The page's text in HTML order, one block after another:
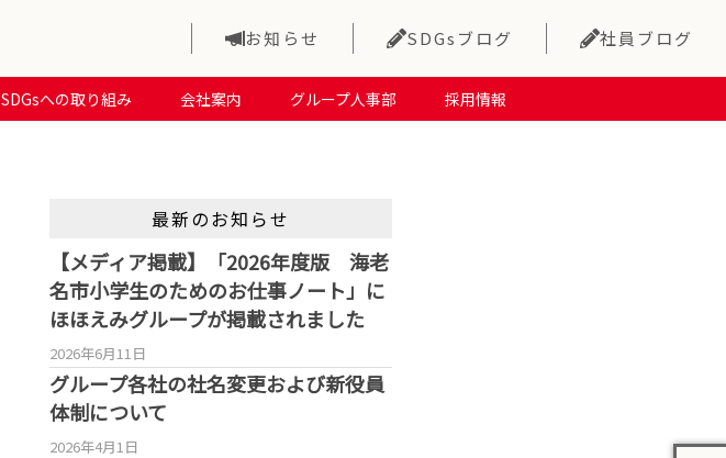
お知らせ SDGsブログ 社員ブログ
SDGsへの取り組み 会社案内 グループ人事部 採用情報
最新のお知らせ
【メディア掲載】「2026年度版 海老
名市小学生のためのお仕事ノート」に
ほほえみグループが掲載されました
2026年6月11日
グループ各社の社名変更および新役員
体制について
2026年4月1日